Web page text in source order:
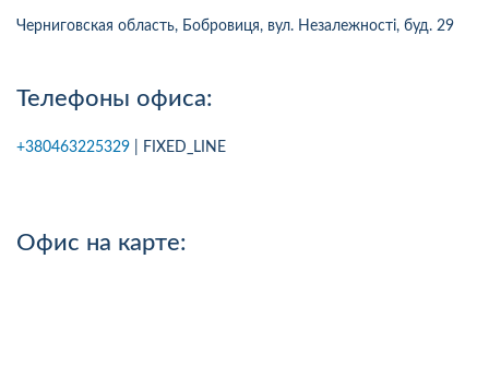
Черниговская область, Бобровиця, вул. Незалежності, буд. 29
Телефоны офиса:
+380463225329 | FIXED_LINE
Офис на карте: